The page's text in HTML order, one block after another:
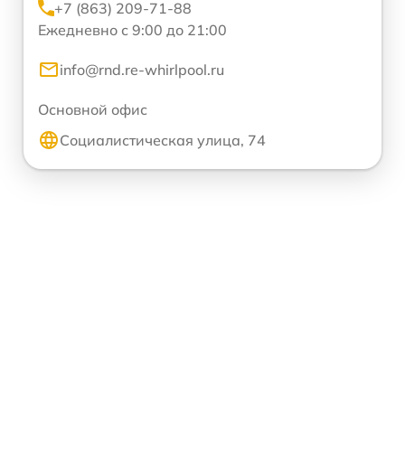
+7 (863) 209-71-88
Ежедневно с 9:00 до 21:00
info@rnd.re-whirlpool.ru
Основной офис
Социалистическая улица, 74